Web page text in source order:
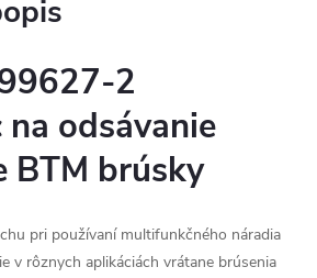
2
odsávanie
BTM brúsky
pri používaní multifunkčného náradia
v rôznych aplikáciách vrátane brúsenia